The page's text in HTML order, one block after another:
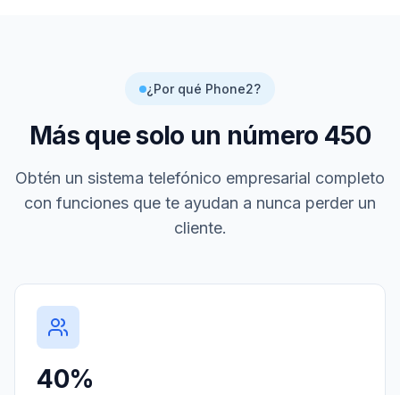
¿Por qué Phone2?
Más que solo un número 450
Obtén un sistema telefónico empresarial completo
con funciones que te ayudan a nunca perder un
cliente.
40%